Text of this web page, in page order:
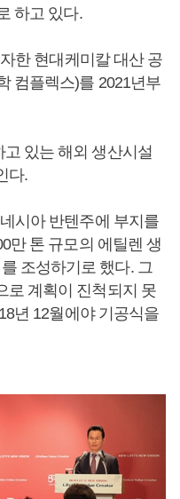
하고 있다.
한 현대케미칼 대산 공
컴플렉스)를 2021년부
있는 해외 생산시설
다.
시아 반텐주에 부지를
만 톤 규모의 에틸렌 생
조성하기로 했다. 그
로 계획이 진척되지 못
년 12월에야 기공식을